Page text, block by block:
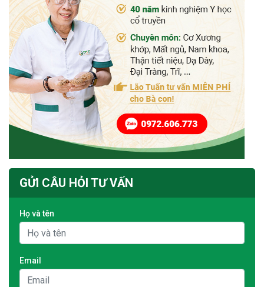
GỬI CÂU HỎI TƯ VẤN
Họ và tên
Email